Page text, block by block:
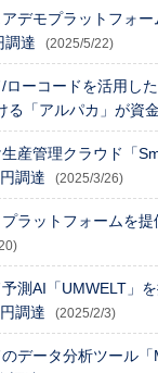
デモプラットフォ
調達
(2025/5/22)
/ローコードを活用し
る「アルパカ」が資
産管理クラウド「
調達
(2025/3/26)
ラットフォームを
予測AI「UMWELT」
調達
(2025/2/3)
のデータ分析ツール